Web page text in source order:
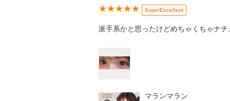
★★★★★ SuperExcellent
派手系かと思ったけどめちゃくちゃナ
マランマラン